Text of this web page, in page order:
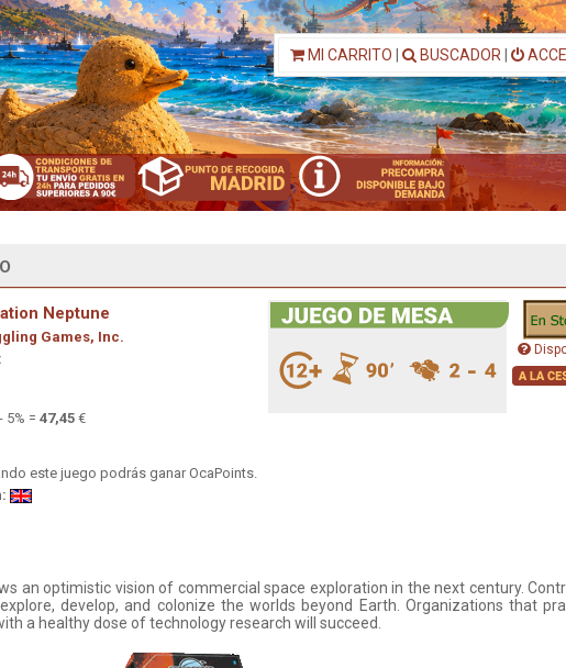
MI CARRITO BUSCADOR
Neptune
Games, Inc.
5% = 47,45 €
este juego podrás ganar OcaPoints.
an optimistic vision of commercial space exploration in the next century.
develop, and colonize the worlds beyond Earth. Organizations that
a healthy dose of technology research will succeed.